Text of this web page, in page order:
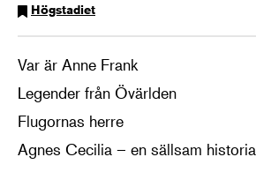
Högstadiet
Var är Anne Frank
Legender från Övärlden
Flugornas herre
Agnes Cecilia – en sällsam historia